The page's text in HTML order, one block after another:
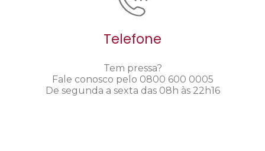
Telefone
Tem pressa?
Fale conosco pelo 0800 600 0005
De segunda a sexta das 08h às 22h16